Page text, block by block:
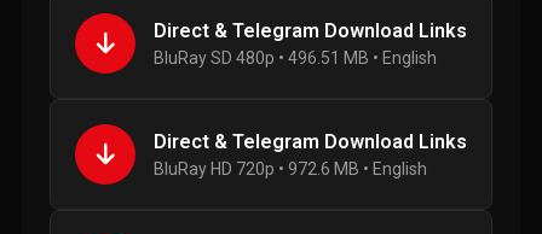
Direct & Telegram Download Links
BluRay SD 480p • 496.51 MB • English
Direct & Telegram Download Links
BluRay HD 720p • 972.6 MB • English